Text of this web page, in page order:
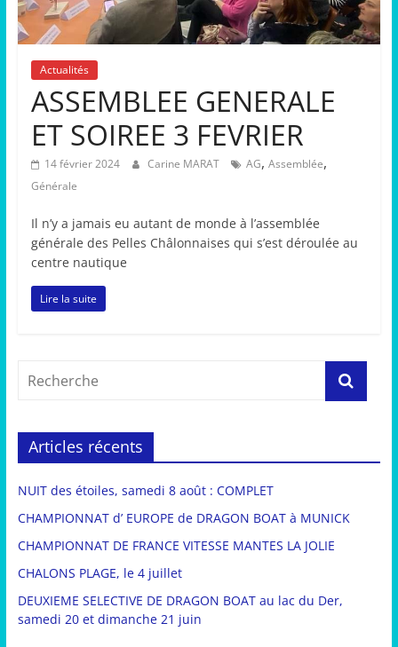
Actualités
ASSEMBLEE GENERALE
ET SOIREE 3 FEVRIER
14 février 2024 Carine MARAT AG, Assemblée,
Générale
Il n’y a jamais eu autant de monde à l’assemblée
générale des Pelles Châlonnaises qui s’est déroulée au
centre nautique
Lire la suite
Articles récents
NUIT des étoiles, samedi 8 août : COMPLET
CHAMPIONNAT d’ EUROPE de DRAGON BOAT à MUNICK
CHAMPIONNAT DE FRANCE VITESSE MANTES LA JOLIE
CHALONS PLAGE, le 4 juillet
DEUXIEME SELECTIVE DE DRAGON BOAT au lac du Der,
samedi 20 et dimanche 21 juin